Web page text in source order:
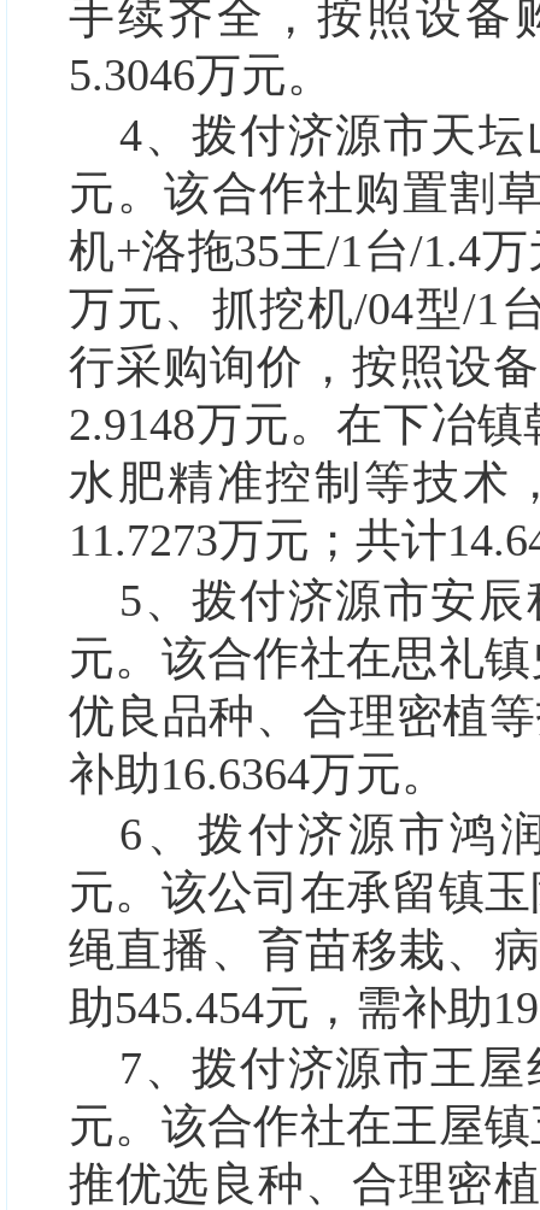
手续齐全，按照设备
5.3046万元。
4、拨付济源市天
元。该合作社购置割
机+洛拖35王/1台/1.4
万元、抓挖机/04型/1
行采购询价，按照设
2.9148万元。在下冶
水肥精准控制等技术
11.7273万元；共计
5、拨付济源市安辰
元。 该合作社在思礼
优良品种、合理密植
补助16.6364万元。
6、拨付济源市鸿
元。 该公司在承留镇
绳直播、育苗移栽、
助545.454元，需补助
7、拨付济源市王屋
元。 该合作社在王屋
推优选良种、合理密